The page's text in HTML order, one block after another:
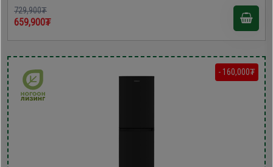
729,900₮
659,900₮
- 160,000₮